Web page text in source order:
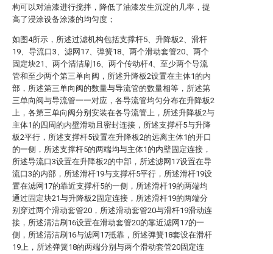
构可以对油漆进行搅拌，降低了油漆发生沉淀的几率，提
高了浸涂设备涂漆的均匀度；
如图4所示，所述过滤机构包括支撑杆5、升降板2、滑杆
19、导流口3、滤网17、弹簧18、两个滑动套管20、两个
固定块21、两个清洁刷16、两个传动杆4、至少两个导流
管和至少两个第三单向阀，所述升降板2设置在主体1的内
部，所述第三单向阀的数量与导流管的数量相等，所述第
三单向阀与导流管一一对应，各导流管均匀分布在升降板2
上，各第三单向阀分别安装在各导流管上，所述升降板2与
主体1的四周的内壁滑动且密封连接，所述支撑杆5与升降
板2平行，所述支撑杆5设置在升降板2的远离主体1的开口
的一侧，所述支撑杆5的两端均与主体1的内壁固定连接，
所述导流口3设置在升降板2的中部，所述滤网17设置在导
流口3的内部，所述滑杆19与支撑杆5平行，所述滑杆19设
置在滤网17的靠近支撑杆5的一侧，所述滑杆19的两端均
通过固定块21与升降板2固定连接，所述滑杆19的两端分
别穿过两个滑动套管20，所述滑动套管20与滑杆19滑动连
接，所述清洁刷16设置在滑动套管20的靠近滤网17的一
侧，所述清洁刷16与滤网17抵靠，所述弹簧18套设在滑杆
19上，所述弹簧18的两端分别与两个滑动套管20固定连